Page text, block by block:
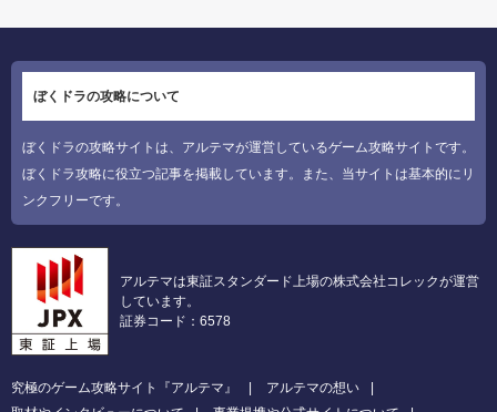
ぼくドラの攻略について
ぼくドラの攻略サイトは、アルテマが運営しているゲーム攻略サイトです。
ぼくドラ攻略に役立つ記事を掲載しています。また、当サイトは基本的にリ
ンクフリーです。
アルテマは東証スタンダード上場の株式会社コレックが運営
しています。
証券コード：6578
究極のゲーム攻略サイト『アルテマ』
アルテマの想い